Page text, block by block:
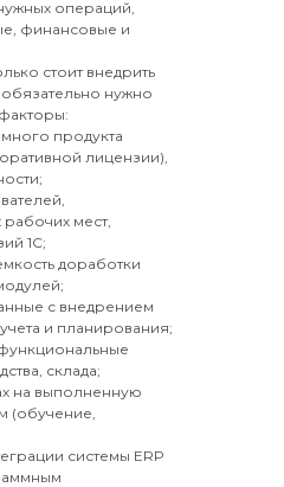
операций,
финансовые и
стоит внедрить
нужно
продукта
лицензии),
мест,
1C;
доработки
с внедрением
и планирования;
склада;
на выполненную
(обучение,
системы ERP